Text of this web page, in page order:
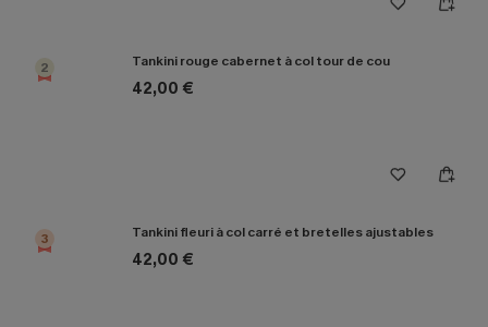
2 Tankini rouge cabernet à col tour de cou
42,00 €
3 Tankini fleuri à col carré et bretelles ajustables
42,00 €